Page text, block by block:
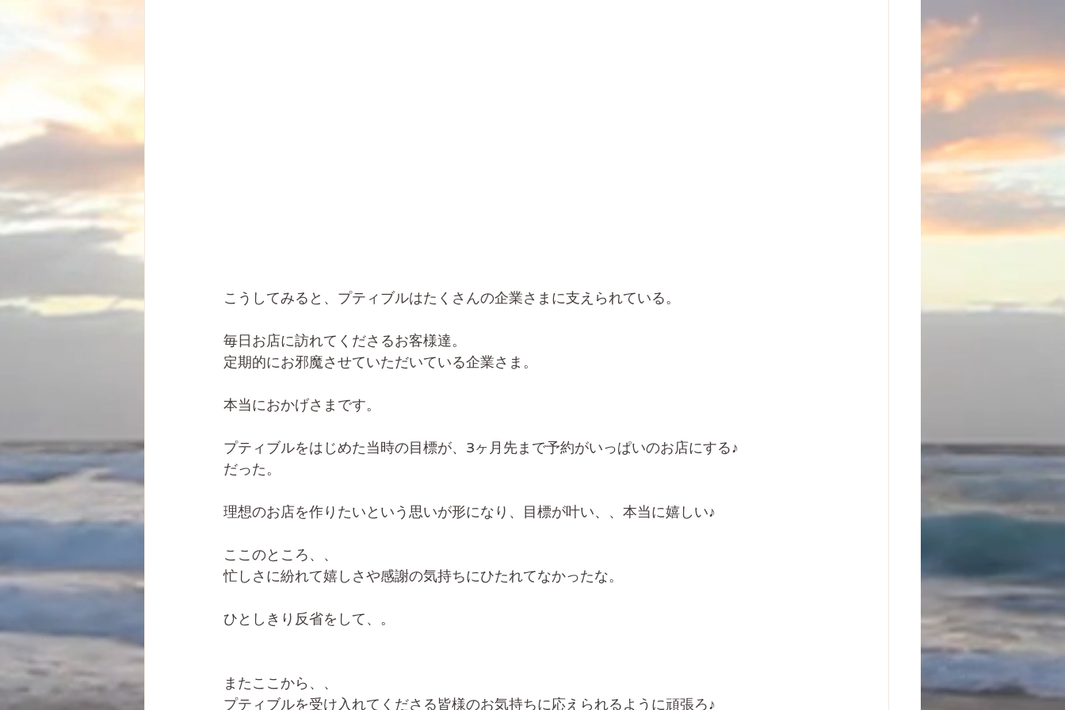
こうしてみると、プティブルはたくさんの企業さまに支えられている。
毎日お店に訪れてくださるお客様達。
定期的にお邪魔させていただいている企業さま。
本当におかげさまです。
プティブルをはじめた当時の目標が、3ヶ月先まで予約がいっぱいのお店にする♪
だった。
理想のお店を作りたいという思いが形になり、目標が叶い、、本当に嬉しい♪
ここのところ、、
忙しさに紛れて嬉しさや感謝の気持ちにひたれてなかったな。
ひとしきり反省をして、。
またここから、、
プティブルを受け入れてくださる皆様のお気持ちに応えられるように頑張ろ♪